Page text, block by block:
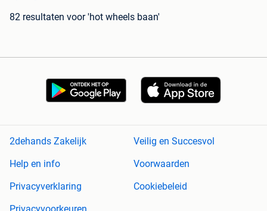
82 resultaten voor 'hot wheels baan'
2dehands Zakelijk
Veilig en Succesvol
Help en info
Voorwaarden
Privacyverklaring
Cookiebeleid